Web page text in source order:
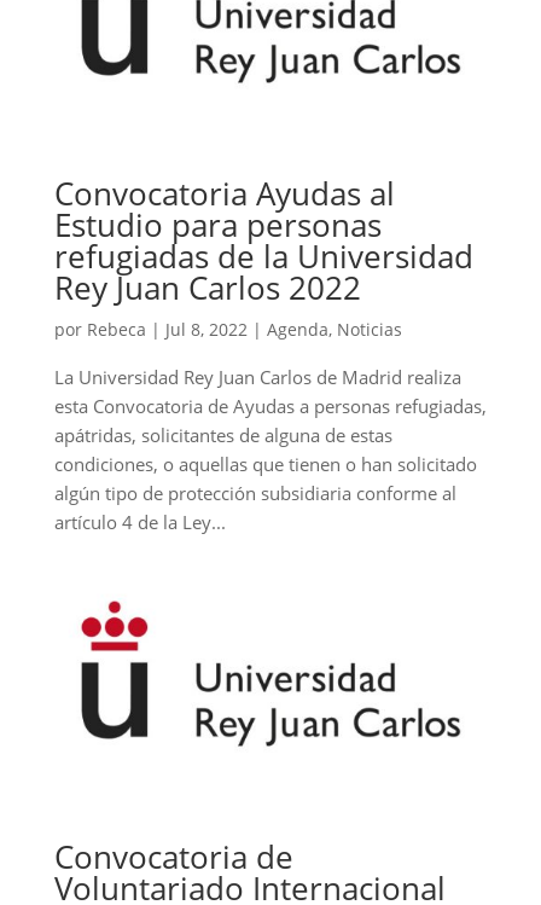
Convocatoria Ayudas al
Estudio para personas
refugiadas de la Universidad
Rey Juan Carlos 2022
por Rebeca | Jul 8, 2022| Agenda, Noticias
La Universidad Rey Juan Carlos de Madrid realiza
esta Convocatoria de Ayudas a personas refugiadas,
apátridas, solicitantes de alguna de estas
condiciones, o aquellas que tienen o han solicitado
algún tipo de protección subsidiaria conforme al
artículo 4 de la Ley...
Convocatoria de
Voluntariado Internacional